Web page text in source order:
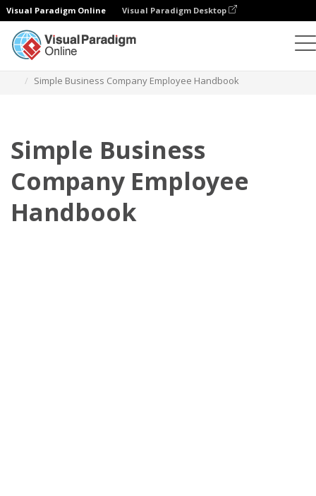
Visual Paradigm Online Visual Paradigm Desktop
Simple Business Company Employee Handbook
Simple Business
Company Employee
Handbook